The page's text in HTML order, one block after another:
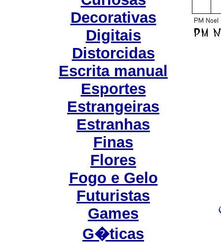
Decorativas
Digitais
Distorcidas
Escrita manual
Esportes
Estrangeiras
Estranhas
Finas
Flores
Fogo e Gelo
Futuristas
Games
G�ticas